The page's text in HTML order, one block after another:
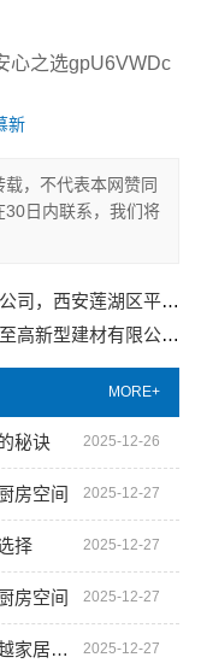
心之选gpU6VWDc
新
，不代表本网赞同
日内联系，我们将
区平层专业家装自有施工队
建材有限公司给你答案
MORE+
秘诀 2025-12-26
房空间 2025-12-27
择 2025-12-27
房空间 2025-12-27
慕新不锈钢定制家居 专注细节铸就卓越家居体验 2025-12-27